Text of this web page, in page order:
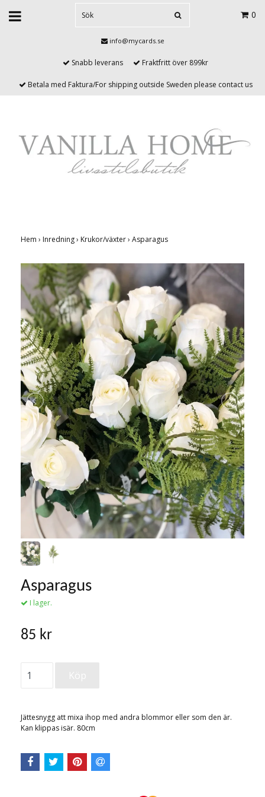
0
info@mycards.se
Snabb leverans Fraktfritt över 899kr
Betala med Faktura/For shipping outside Sweden please contact us
Hem › Inredning› Krukor/växter› Asparagus
Asparagus
I lager.
85 kr
Jättesnygg att mixa ihop med andra blommor eller som den är.
Kan klippas isär. 80cm